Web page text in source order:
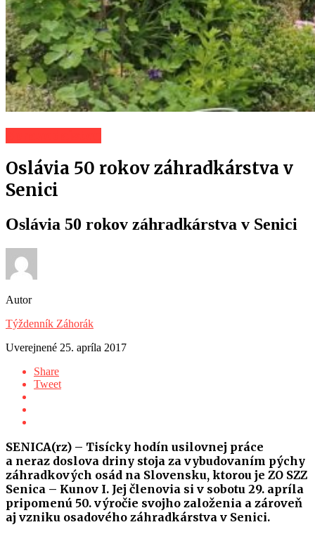
Oslávia 50 rokov záhradkárstva v
Senici
Oslávia 50 rokov záhradkárstva v Senici
Autor
Týždenník Záhorák
Uverejnené 25. apríla 2017
Share
Tweet
SENICA(rz) – Tisícky hodín usilovnej práce
a neraz doslova driny stoja za vybudovaním pýchy
záhradkových osád na Slovensku, ktorou je ZO SZZ
Senica – Kunov I. Jej členovia si v sobotu 29. apríla
pripomenú 50. výročie svojho založenia a zároveň
aj vzniku osadového záhradkárstva v Senici.